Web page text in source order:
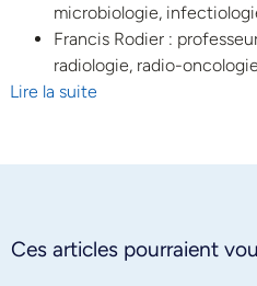
microbiologie,
Francis Rodier :
radiologie, radio-
Lire la suite
Ces articles pourraient